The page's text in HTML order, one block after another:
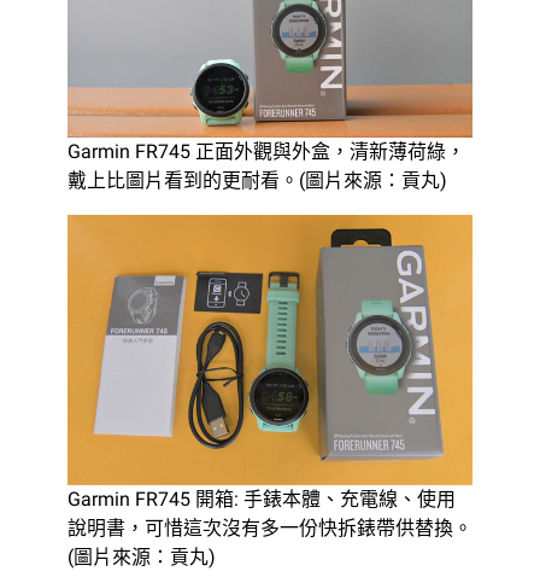
Garmin FR745 正面外觀與外盒，清新薄荷綠，
戴上比圖片看到的更耐看。(圖片來源：貢丸)
Garmin FR745 開箱: 手錶本體、充電線、使用
說明書，可惜這次沒有多一份快拆錶帶供替換。
(圖片來源：貢丸)